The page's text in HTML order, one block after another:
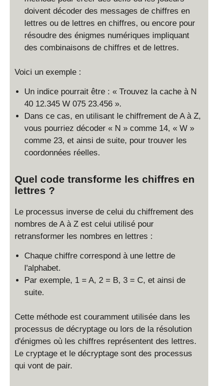
doivent décoder des messages de chiffres en
lettres ou de lettres en chiffres, ou encore pour
résoudre des énigmes numériques impliquant
des combinaisons de chiffres et de lettres.
Voici un exemple :
Un indice pourrait être : « Trouvez la cache à N
40 12.345 W 075 23.456 ».
Dans ce cas, en utilisant le chiffrement de A à Z,
vous pourriez décoder « N » comme 14, « W »
comme 23, et ainsi de suite, pour trouver les
coordonnées réelles.
Quel code transforme les chiffres en
lettres ?
Le processus inverse de celui du chiffrement des
nombres de A à Z est celui utilisé pour
retransformer les nombres en lettres :
Chaque chiffre correspond à une lettre de
l'alphabet.
Par exemple, 1 = A, 2 = B, 3 = C, et ainsi de
suite.
Cette méthode est couramment utilisée dans les
processus de décryptage ou lors de la résolution
d'énigmes où les chiffres représentent des lettres.
Le cryptage et le décryptage sont des processus
qui vont de pair.